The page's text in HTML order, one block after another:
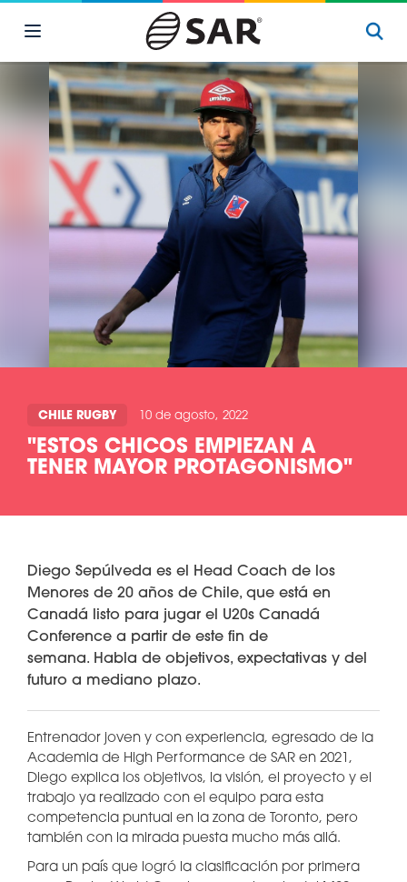
CHILE RUGBY 10 de agosto, 2022
"ESTOS CHICOS EMPIEZAN A
TENER MAYOR PROTAGONISMO"
Diego Sepúlveda es el Head Coach de los
Menores de 20 años de Chile, que está en
Canadá listo para jugar el U20s Canadá
Conference a partir de este fin de
semana. Habla de objetivos, expectativas y del
futuro a mediano plazo.
Entrenador joven y con experiencia, egresado de la
Academia de High Performance de SAR en 2021,
Diego explica los objetivos, la visión, el proyecto y el
trabajo ya realizado con el equipo para esta
competencia puntual en la zona de Toronto, pero
también con la mirada puesta mucho más allá.
Para un país que logró la clasificación por primera